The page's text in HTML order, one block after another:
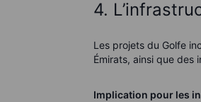
4.
Les projets du Golfe
Émirats, ainsi que des
Implication pour les